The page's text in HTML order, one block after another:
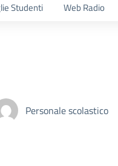
Studenti Web Radio
Personale scolastico